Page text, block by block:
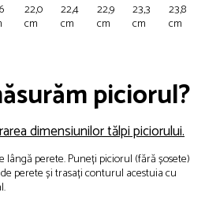
22,0
cm
22,4
cm
22,9
cm
23,3
cm
23,8
cm
piciorul?
dimensiunilor tălpi piciorului.
lângă perete. Puneți piciorul (fără șosete)
perete și trasați conturul acestuia cu